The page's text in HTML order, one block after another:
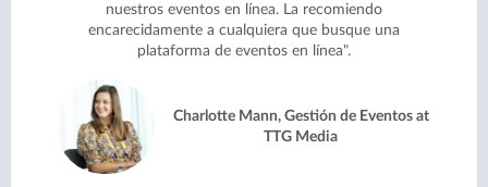
nuestros eventos en línea. La recomiendo
encarecidamente a cualquiera que busque una
plataforma de eventos en línea".
Charlotte Mann, Gestión de Eventos at
TTG Media